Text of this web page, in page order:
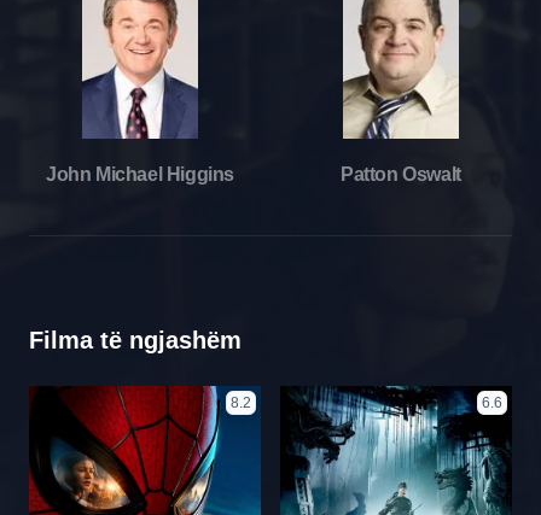
John Michael Higgins Patton Oswalt
Filma të ngjashëm
8.2 6.6